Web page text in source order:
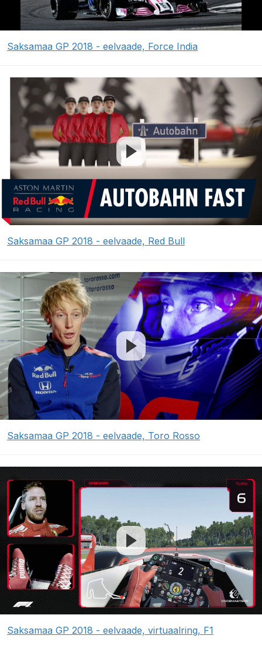
Saksamaa GP 2018 - eelvaade, Force India
Saksamaa GP 2018 - eelvaade, Red Bull
Saksamaa GP 2018 - eelvaade, Toro Rosso
Saksamaa GP 2018 - eelvaade, virtuaalring, F1